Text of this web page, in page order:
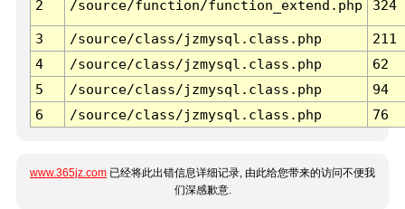
2 /source/function/function_extend.php 324
3 /source/class/jzmysql.class.php
211
4
/source/class/jzmysql.class.php
62
5
/source/class/jzmysql.class.php
94
6
/source/class/jzmysql.class.php 76
www.365jz.com 已经将此出错信息详细记录, 由此给您带来的访问不便我
们深感歉意.